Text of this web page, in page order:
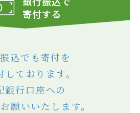
寄付する
込でも寄付を
しております。
銀行口座への
願いいたします。